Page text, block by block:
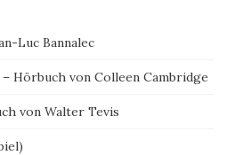
Luc Bannalec
Hörbuch von Colleen Cambridge
von Walter Tevis